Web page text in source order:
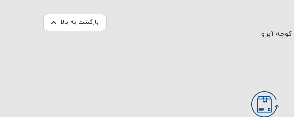
بازگشت به بالا